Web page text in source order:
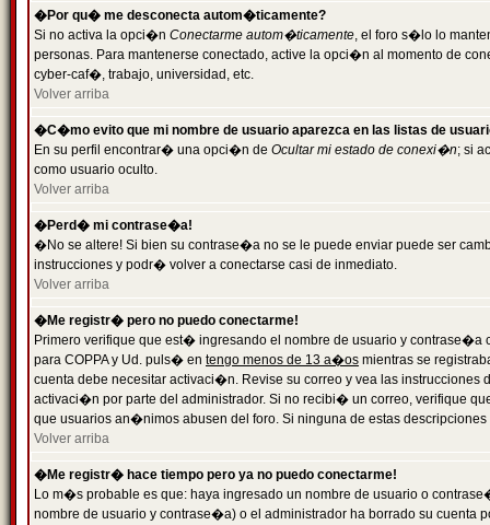
�Por qu� me desconecta autom�ticamente?
Si no activa la opci�n Conectarme autom�ticamente, el foro s�lo lo
personas. Para mantenerse conectado, active la opci�n al momento de
cyber-caf�, trabajo, universidad, etc.
Volver arriba
�C�mo evito que mi nombre de usuario aparezca en las listas de
En su perfil encontrar� una opci�n de Ocultar mi estado de conexi�n; si
como usuario oculto.
Volver arriba
�Perd� mi contrase�a!
�No se altere! Si bien su contrase�a no se le puede enviar puede ser
instrucciones y podr� volver a conectarse casi de inmediato.
Volver arriba
�Me registr� pero no puedo conectarme!
Primero verifique que est� ingresando el nombre de usuario y
para COPPA y Ud. puls� en tengo menos de 13 a�os mientras se
cuenta debe necesitar activaci�n. Revise su correo y vea las
activaci�n por parte del administrador. Si no recibi� un correo, verifique
que usuarios an�nimos abusen del foro. Si ninguna de estas
Volver arriba
�Me registr� hace tiempo pero ya no puedo conectarme!
Lo m�s probable es que: haya ingresado un nombre de usuario o
nombre de usuario y contrase�a) o el administrador ha borrado su